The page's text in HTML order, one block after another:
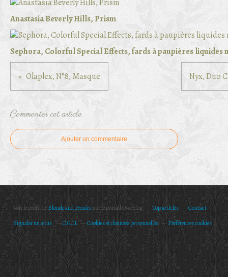
Anastasia Beverly Hills, Prism
Sephora, Colorful Special Effects, fards à paupières liquides
Olaplex, N°8, Masque Nyx, Duo
Commenter cet article
Ajouter un commentaire
Voir le profil deBlonde and Peoniessur le portail Overblog Top articles
Contact
Signaler un abus
C.G.U. Cookies et données personnelles Préférences cookies